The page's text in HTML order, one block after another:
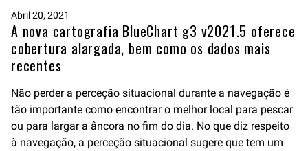
Abril 20, 2021
A nova cartografia BlueChart g3 v2021.5 oferece
cobertura alargada, bem como os dados mais
recentes
Não perder a perceção situacional durante a navegação é
tão importante como encontrar o melhor local para pescar
ou para largar a âncora no fim do dia. No que diz respeito
à navegação, a perceção situacional sugere que tem um